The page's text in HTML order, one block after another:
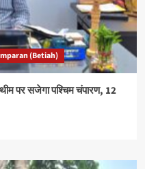
(Betiah)
पर सजेगा पश्चिम चंपारण, 12